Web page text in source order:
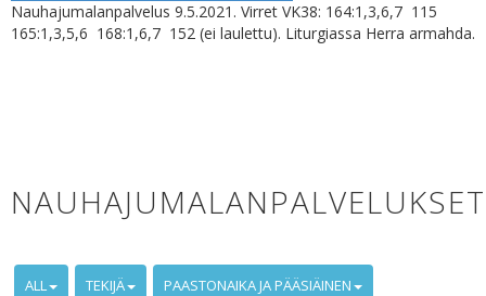
Nauhajumalanpalvelus 9.5.2021. Virret VK38: 164:1,3,6,7 115
165:1,3,5,6 168:1,6,7 152 (ei laulettu). Liturgiassa Herra armahda.
NAUHAJUMALANPALVELUKSET
ALL TEKIJÄ PAASTONAIKA JA PÄÄSIÄINEN